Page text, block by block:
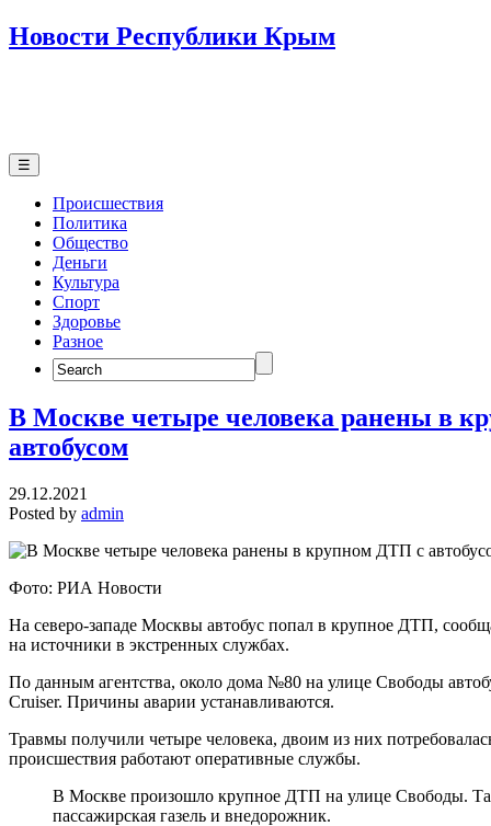
Новости Республики Крым
☰
Происшествия
Политика
Общество
Деньги
Культура
Спорт
Здоровье
Разное
Search
for:
В Москве четыре человека ранены в
автобусом
29.12.2021
Posted by admin
Фото: РИА Новости
На северо-западе Москвы автобус попал в крупное ДТП,
на источники в экстренных службах.
По данным агентства, около дома №80 на улице Свободы
Cruiser. Причины аварии устанавливаются.
Травмы получили четыре человека, двоим из них
происшествия работают оперативные службы.
В Москве произошло крупное ДТП на улице Свободы.
пассажирская газель и внедорожник.